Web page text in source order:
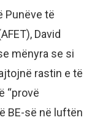
Punëve të
David
mënyra se si
rastin e të
“provë
BE-së në luftën